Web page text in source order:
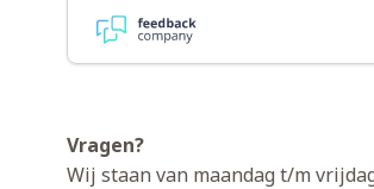
Vragen?
Wij staan van maandag t/m